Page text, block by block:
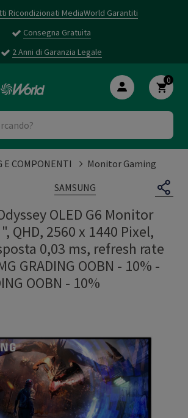
Ricondizionati MediaWorld Garantiti
Consegna Gratuita
2 Anni di Garanzia Legale
0
E COMPONENTI
Monitor Gaming
SAMSUNG
OLED G6 Monitor
QHD, 2560 x 1440 Pixel,
0,03 ms, refresh rate
GRADING OOBN - 10% -
OOBN - 10%